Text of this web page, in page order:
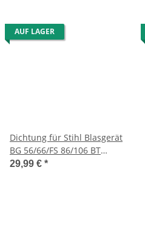
AUF LAGER
Dichtung für Stihl Blasgerät
BG 56/66/FS 86/106 BT
106/130 usw.
29,99 € *